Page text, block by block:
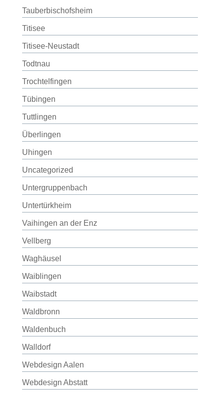
Tauberbischofsheim
Titisee
Titisee-Neustadt
Todtnau
Trochtelfingen
Tübingen
Tuttlingen
Überlingen
Uhingen
Uncategorized
Untergruppenbach
Untertürkheim
Vaihingen an der Enz
Vellberg
Waghäusel
Waiblingen
Waibstadt
Waldbronn
Waldenbuch
Walldorf
Webdesign Aalen
Webdesign Abstatt